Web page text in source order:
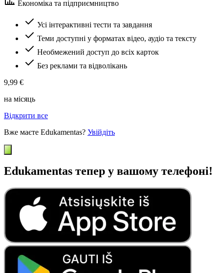
Економіка та підприємництво
Усі інтерактивні тести та завдання
Теми доступні у форматах відео, аудіо та тексту
Необмежений доступ до всіх карток
Без реклами та відволікань
9,99 €
на місяць
Відкрити все
Вже маєте Edukamentas? Увійдіть
Edukamentas тепер у вашому телефоні!